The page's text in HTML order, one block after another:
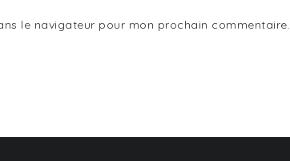
le navigateur pour mon prochain commentaire.